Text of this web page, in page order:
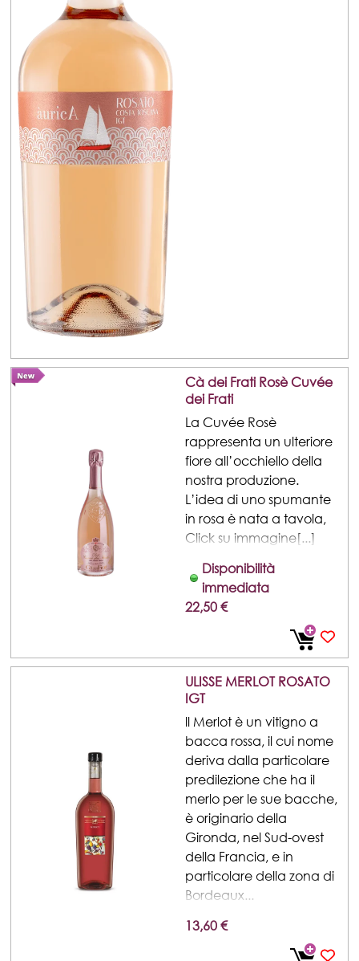
Cà dei Frati Rosè Cuvée
dei Frati
La Cuvée Rosè
rappresenta un ulteriore
fiore all’occhiello della
nostra produzione.
L’idea di uno spumante
in rosa è nata a tavola,
Click su immagine[...]
Disponibilità
immediata
22,50 €
ULISSE MERLOT ROSATO
IGT
ll Merlot è un vitigno a
bacca rossa, il cui nome
deriva dalla particolare
predilezione che ha il
merlo per le sue bacche,
è originario della
Gironda, nel Sud-ovest
della Francia, e in
particolare della zona di
Bordeaux...
13,60 €